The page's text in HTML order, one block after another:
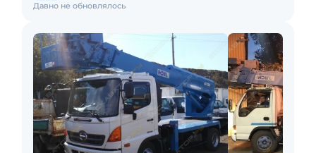
Давно не обновлялось